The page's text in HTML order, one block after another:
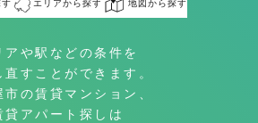
エリアから探す 地図から探す
アや駅などの条件を
直すことができます。
市の賃貸マンション、
貸アパート探しは